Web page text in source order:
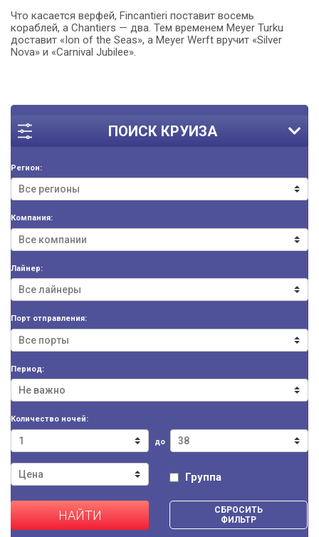
ПОИСК КРУИЗА
Регион:
Компания:
Лайнер:
Порт отправления:
Период:
Количество ночей:
до
Группа
НАЙТИ
СБРОСИТЬ
ФИЛЬТР
Что касается верфей, Fincantieri поставит восемь
кораблей, а Chantiers — два. Тем временем Meyer Turku
доставит «Ion of the Seas», а Meyer Werft вручит «Silver
Nova» и «Carnival Jubilee».